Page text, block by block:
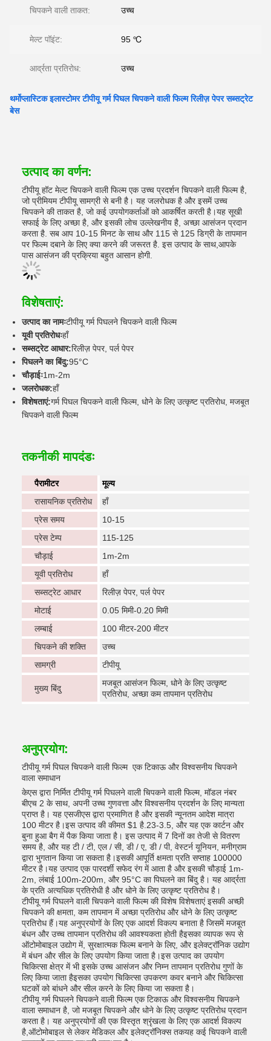
चिपकने वाली ताकत: उच्च
मेल्ट पॉइंट: 95 ℃
आर्द्रता प्रतिरोध: उच्च
थर्मोप्लास्टिक इलास्टोमर टीपीयू गर्म पिघल चिपकने वाली फिल्म रिलीज़ पेपर सब्सट्रेट
बेस
उत्पाद का वर्णन:
टीपीयू हॉट मेल्ट चिपकने वाली फिल्म एक उच्च प्रदर्शन चिपकने वाली फिल्म है,
जो प्रीमियम टीपीयू सामग्री से बनी है। यह जलरोधक है और इसमें उच्च
चिपकने की ताकत है, जो कई उपयोगकर्ताओं को आकर्षित करती है।यह सूखी
सफाई के लिए अच्छा है, और इसकी लोच उल्लेखनीय है, अच्छा आसंजन प्रदान
करता है. सब आप 10-15 मिनट के साथ और 115 से 125 डिग्री के तापमान
पर फिल्म दबाने के लिए क्या करने की जरूरत है. इस उत्पाद के साथ,आपके
पास आसंजन की प्रक्रिया बहुत आसान होगी.
विशेषताएं:
उत्पाद का नामःटीपीयू गर्म पिघलने चिपकने वाली फिल्म
यूवी प्रतिरोधःहाँ
सब्सट्रेट आधार:रिलीज़ पेपर, पर्ल पेपर
पिघलने का बिंदु:95°C
चौड़ाईः1m-2m
जलरोधक:हाँ
विशेषताएं:गर्म पिघल चिपकने वाली फिल्म, धोने के लिए उत्कृष्ट प्रतिरोध, मजबूत
चिपकने वाली फिल्म
तकनीकी मापदंडः
पैरामीटर
मूल्य
रासायनिक प्रतिरोध
हाँ
प्रेस समय
10-15
प्रेस टेम्प
115-125
चौड़ाई
1m-2m
यूवी प्रतिरोध
हाँ
सब्सट्रेट आधार
रिलीज़ पेपर, पर्ल पेपर
मोटाई
0.05 मिमी-0.20 मिमी
लम्बाई
100 मीटर-200 मीटर
चिपकने की शक्ति
उच्च
सामग्री
टीपीयू
मुख्य बिंदु
मजबूत आसंजन फिल्म, धोने के लिए उत्कृष्ट
प्रतिरोध, अच्छा कम तापमान प्रतिरोध
अनुप्रयोग:
टीपीयू गर्म पिघल चिपकने वाली फिल्म ️ एक टिकाऊ और विश्वसनीय चिपकने
वाला समाधान
केएस द्वारा निर्मित टीपीयू गर्म पिघलने वाली चिपकने वाली फिल्म, मॉडल नंबर
बीएच 2 के साथ, अपनी उच्च गुणवत्ता और विश्वसनीय प्रदर्शन के लिए मान्यता
प्राप्त है। यह एसजीएस द्वारा प्रमाणित है और इसकी न्यूनतम आदेश मात्रा
100 मीटर है।इस उत्पाद की कीमत $1 है.23-3.5, और यह एक कार्टन और
बुना हुआ बैग में पैक किया जाता है। इस उत्पाद में 7 दिनों का तेजी से वितरण
समय है, और यह टी / टी, एल / सी, डी / ए, डी / पी, वेस्टर्न यूनियन, मनीग्राम
द्वारा भुगतान किया जा सकता है।इसकी आपूर्ति क्षमता प्रति सप्ताह 100000
मीटर है।यह उत्पाद एक पारदर्शी सफेद रंग में आता है और इसकी चौड़ाई 1m-
2m, लंबाई 100m-200m, और 95°C का पिघलने का बिंदु है। यह आर्द्रता
के प्रति अत्यधिक प्रतिरोधी है और धोने के लिए उत्कृष्ट प्रतिरोध है।
टीपीयू गर्म पिघलने वाली चिपकने वाली फिल्म की विशेष विशेषताएं इसकी अच्छी
चिपकने की क्षमता, कम तापमान में अच्छा प्रतिरोध और धोने के लिए उत्कृष्ट
प्रतिरोध हैं।यह अनुप्रयोगों के लिए एक आदर्श विकल्प बनाता है जिसमें मजबूत
बंधन और उच्च तापमान प्रतिरोध की आवश्यकता होती हैइसका व्यापक रूप से
ऑटोमोबाइल उद्योग में, सुरक्षात्मक फिल्म बनाने के लिए, और इलेक्ट्रॉनिक उद्योग
में बंधन और सील के लिए उपयोग किया जाता है।इस उत्पाद का उपयोग
चिकित्सा क्षेत्र में भी इसके उच्च आसंजन और निम्न तापमान प्रतिरोध गुणों के
लिए किया जाता हैइसका उपयोग चिकित्सा उपकरण कवर बनाने और चिकित्सा
घटकों को बांधने और सील करने के लिए किया जा सकता है।
टीपीयू गर्म पिघलने चिपकने वाली फिल्म एक टिकाऊ और विश्वसनीय चिपकने
वाला समाधान है, जो मजबूत चिपकने और धोने के लिए उत्कृष्ट प्रतिरोध प्रदान
करता है। यह अनुप्रयोगों की एक विस्तृत श्रृंखला के लिए एक आदर्श विकल्प
है,ऑटोमोबाइल से लेकर मेडिकल और इलेक्ट्रॉनिक्स तकयह कई चिपकने वाली